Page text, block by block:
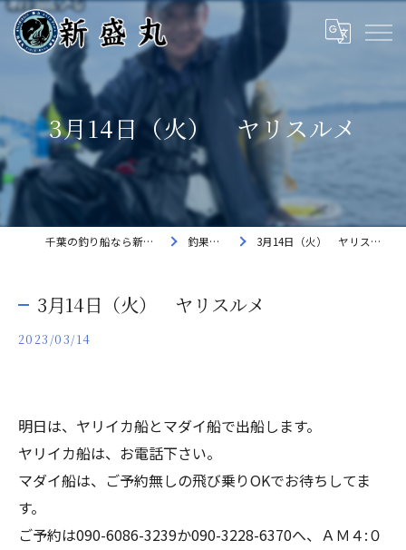
3月14日（火） ヤリスルメ
千葉の釣り船なら新盛丸 釣果速報 3月14日（火） ヤリスルメ
3月14日（火） ヤリスルメ
2023/03/14
明日は、ヤリイカ船とマダイ船で出船します。
ヤリイカ船は、お電話下さい。
マダイ船は、ご予約無しの飛び乗りOKでお待ちしてま
す。
ご予約は090-6086-3239か090-3228-6370へ、ＡＭ４:０